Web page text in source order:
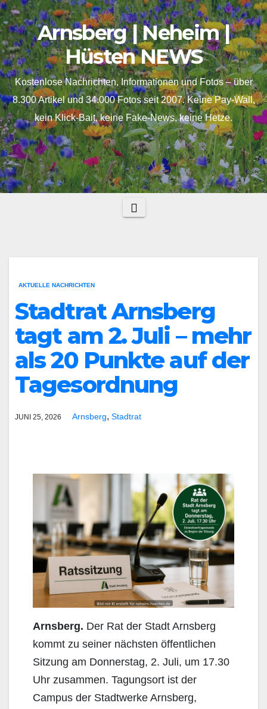
springen
Skip
to
content
Arnsberg | Neheim |
Hüsten NEWS
Kostenlose Nachrichten, Informationen und Fotos – über
8.300 Artikel und 34.000 Fotos seit 2007. Keine Pay-Wall,
kein Klick-Bait, keine Fake-News, keine Hetze.
AKTUELLE NACHRICHTEN
Stadtrat Arnsberg
tagt am 2. Juli – mehr
als 20 Punkte auf der
Tagesordnung
JUNI 25, 2026 Arnsberg, Stadtrat
Arnsberg. Der Rat der Stadt Arnsberg
kommt zu seiner nächsten öffentlichen
Sitzung am Donnerstag, 2. Juli, um 17.30
Uhr zusammen. Tagungsort ist der
Campus der Stadtwerke Arnsberg,